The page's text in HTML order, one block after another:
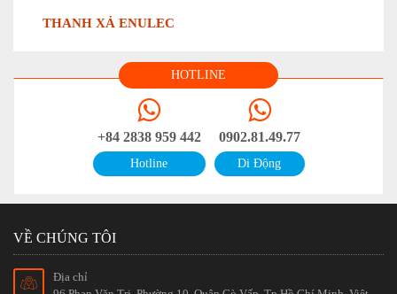
THANH XẢ ENULEC
HOTLINE
+84 2838 959 442
Hotline
0902.81.49.77
Di Động
VỀ CHÚNG TÔI
Địa chỉ